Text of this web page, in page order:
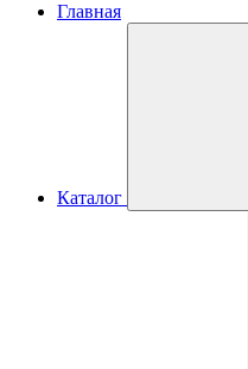
Главная
Каталог